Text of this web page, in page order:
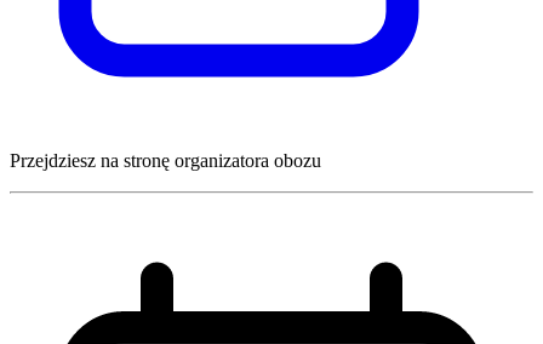
Przejdziesz na stronę organizatora obozu